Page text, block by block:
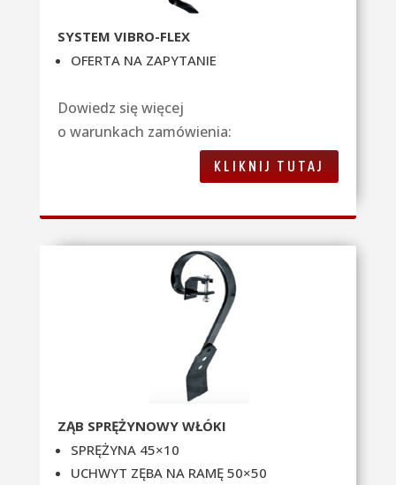
SYSTEM VIBRO-FLEX
OFERTA NA ZAPYTANIE
Dowiedz się więcej
o warunkach zamówienia:
KLIKNIJ TUTAJ
ZĄB SPRĘŻYNOWY WŁÓKI
SPRĘŻYNA 45×10
UCHWYT ZĘBA NA RAMĘ 50×50